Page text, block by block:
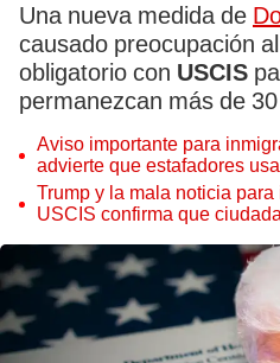
Una nueva medida de
causado preocupación
obligatorio con USCIS
permanezcan más de
Aviso importante para
advierte que estafadores
datos personales de
Trump y la mala noticia
USCIS confirma que